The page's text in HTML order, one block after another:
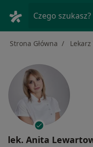
Czego szukasz?
Strona Główna
lek. Anita